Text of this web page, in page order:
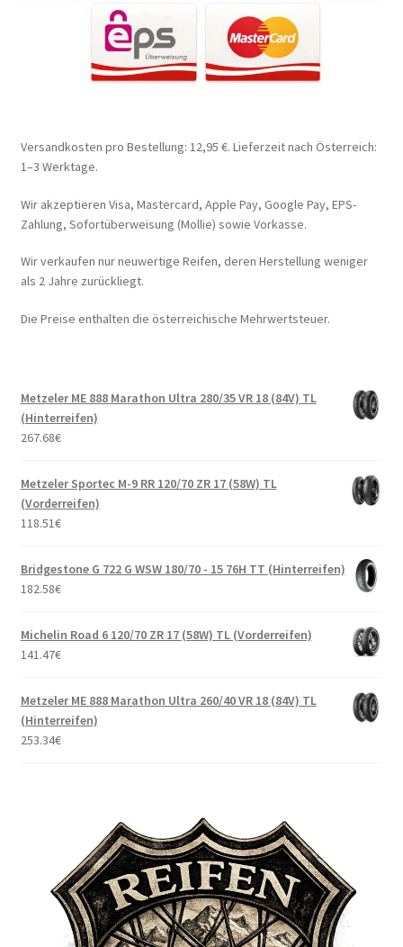
Versandkosten pro Bestellung: 12,95 €. Lieferzeit nach Österreich:
1–3 Werktage.
Wir akzeptieren Visa, Mastercard, Apple Pay, Google Pay, EPS-
Zahlung, Sofortüberweisung (Mollie) sowie Vorkasse.
Wir verkaufen nur neuwertige Reifen, deren Herstellung weniger
als 2 Jahre zurückliegt.
Die Preise enthalten die österreichische Mehrwertsteuer.
Metzeler ME 888 Marathon Ultra 280/35 VR 18 (84V) TL
(Hinterreifen)
267.68€
Metzeler Sportec M-9 RR 120/70 ZR 17 (58W) TL
(Vorderreifen)
118.51€
Bridgestone G 722 G WSW 180/70 - 15 76H TT (Hinterreifen)
182.58€
Michelin Road 6 120/70 ZR 17 (58W) TL (Vorderreifen)
141.47€
Metzeler ME 888 Marathon Ultra 260/40 VR 18 (84V) TL
(Hinterreifen)
253.34€